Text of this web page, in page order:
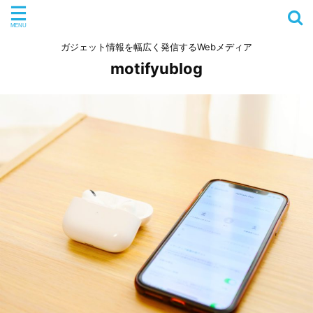
ガジェット情報を幅広く発信するWebメディア
motifyublog